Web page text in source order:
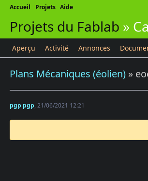
Accueil Projets Aide
Projets du Fablab »
Aperçu Activité Annonces
Plans Mécaniques (éolien) »
pgp pgp, 21/06/2021 12:21